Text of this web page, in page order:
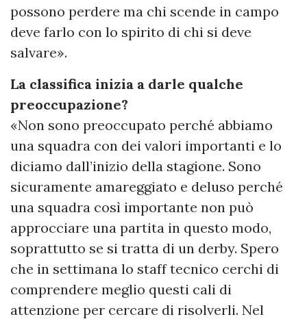
possono perdere ma chi scende in campo
deve farlo con lo spirito di chi si deve
salvare».
La classifica inizia a darle qualche
preoccupazione?
«Non sono preoccupato perché abbiamo
una squadra con dei valori importanti e lo
diciamo dall’inizio della stagione. Sono
sicuramente amareggiato e deluso perché
una squadra così importante non può
approcciare una partita in questo modo,
soprattutto se si tratta di un derby. Spero
che in settimana lo staff tecnico cerchi di
comprendere meglio questi cali di
attenzione per cercare di risolverli. Nel